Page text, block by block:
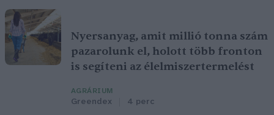
Nyersanyag, amit millió tonna szám
pazarolunk el, holott több fronton
is segíteni az élelmiszertermelést
AGRÁRIUM
Greendex 4 perc